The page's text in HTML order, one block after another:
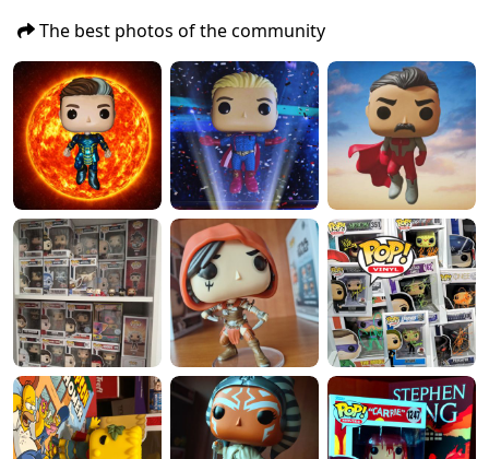
The best photos of the community